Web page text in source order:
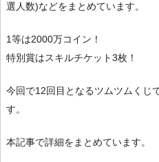
選人数)などをまとめています。
1等は2000万コイン！
特別賞はスキルチケット3枚！
今回で12回目となるツムツムくじ
す。
本記事で詳細をまとめています。